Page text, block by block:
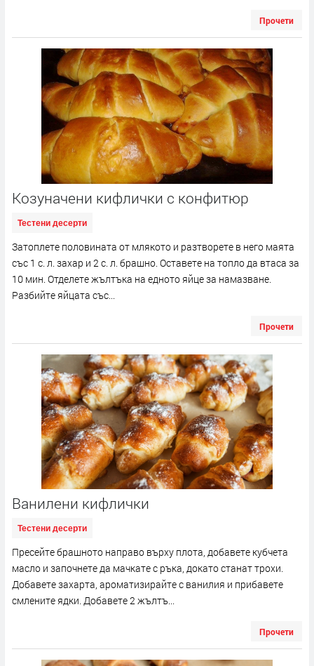
Прочети
Козуначени кифлички с конфитюр
Тестени десерти
Затоплете половината от млякото и разтворете в него маята
със 1 с. л. захар и 2 с. л. брашно. Оставете на топло да втаса за
10 мин. Отделете жълтъка на едното яйце за намазване.
Разбийте яйцата със...
Прочети
Ванилени кифлички
Тестени десерти
Пресейте брашното направо върху плота, добавете кубчета
масло и започнете да мачкате с ръка, докато станат трохи.
Добавете захарта, ароматизирайте с ванилия и прибавете
смлените ядки. Добавете 2 жълтъ...
Прочети